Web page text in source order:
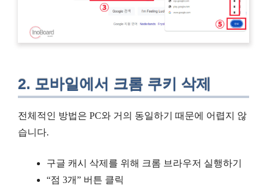
2. 모바일에서 크롬 쿠키 삭제
전체적인 방법은 PC와 거의 동일하기 때문에 어렵지 않
습니다.
구글 캐시 삭제를 위해 크롬 브라우저 실행하기
“점 3개” 버튼 클릭